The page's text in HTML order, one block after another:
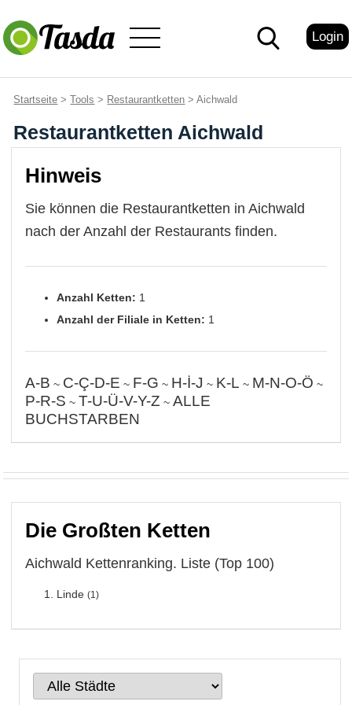
Login
Startseite >Tools > Restaurantketten > Aichwald
Restaurantketten Aichwald
Hinweis
Sie können die Restaurantketten in Aichwald
nach der Anzahl der Restaurants finden.
Anzahl Ketten: 1
Anzahl der Filiale in Ketten: 1
A-B ~ C-Ç-D-E ~ F-G ~ H-İ-J ~ K-L ~ M-N-O-Ö ~
P-R-S ~ T-U-Ü-V-Y-Z ~ALLE
BUCHSTARBEN
Die Großten Ketten
Aichwald Kettenranking. Liste (Top 100)
Linde (1)